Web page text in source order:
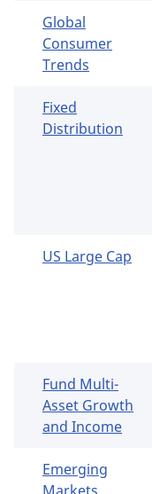
Global
Consumer
Trends
Fixed
Distribution
US Large Cap
Fund Multi-
Asset Growth
and Income
Emerging